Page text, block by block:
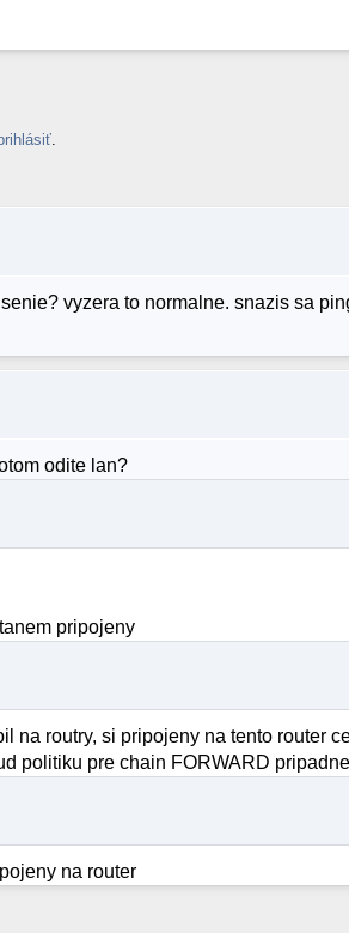
vyzera to normalne. snazis sa
odite lan?
pripojeny
na routry, si pripojeny na tento router
politiku pre chain FORWARD
na router